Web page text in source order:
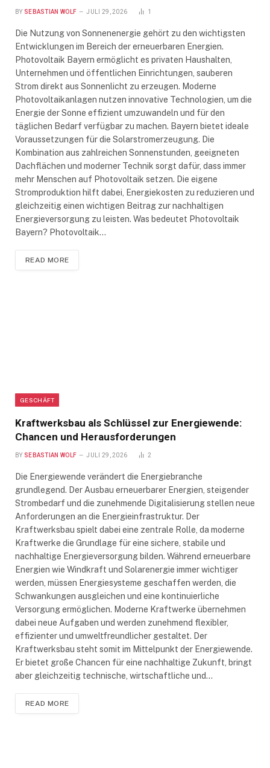
BY SEBASTIAN WOLF JULI 29, 2026 1
Die Nutzung von Sonnenenergie gehört zu den wichtigsten
Entwicklungen im Bereich der erneuerbaren Energien.
Photovoltaik Bayern ermöglicht es privaten Haushalten,
Unternehmen und öffentlichen Einrichtungen, sauberen
Strom direkt aus Sonnenlicht zu erzeugen. Moderne
Photovoltaikanlagen nutzen innovative Technologien, um die
Energie der Sonne effizient umzuwandeln und für den
täglichen Bedarf verfügbar zu machen. Bayern bietet ideale
Voraussetzungen für die Solarstromerzeugung. Die
Kombination aus zahlreichen Sonnenstunden, geeigneten
Dachflächen und moderner Technik sorgt dafür, dass immer
mehr Menschen auf Photovoltaik setzen. Die eigene
Stromproduktion hilft dabei, Energiekosten zu reduzieren und
gleichzeitig einen wichtigen Beitrag zur nachhaltigen
Energieversorgung zu leisten. Was bedeutet Photovoltaik
Bayern? Photovoltaik…
READ MORE
GESCHÄFT
Kraftwerksbau als Schlüssel zur Energiewende:
Chancen und Herausforderungen
BY SEBASTIAN WOLF JULI 29, 2026 2
Die Energiewende verändert die Energiebranche
grundlegend. Der Ausbau erneuerbarer Energien, steigender
Strombedarf und die zunehmende Digitalisierung stellen neue
Anforderungen an die Energieinfrastruktur. Der
Kraftwerksbau spielt dabei eine zentrale Rolle, da moderne
Kraftwerke die Grundlage für eine sichere, stabile und
nachhaltige Energieversorgung bilden. Während erneuerbare
Energien wie Windkraft und Solarenergie immer wichtiger
werden, müssen Energiesysteme geschaffen werden, die
Schwankungen ausgleichen und eine kontinuierliche
Versorgung ermöglichen. Moderne Kraftwerke übernehmen
dabei neue Aufgaben und werden zunehmend flexibler,
effizienter und umweltfreundlicher gestaltet. Der
Kraftwerksbau steht somit im Mittelpunkt der Energiewende.
Er bietet große Chancen für eine nachhaltige Zukunft, bringt
aber gleichzeitig technische, wirtschaftliche und…
READ MORE